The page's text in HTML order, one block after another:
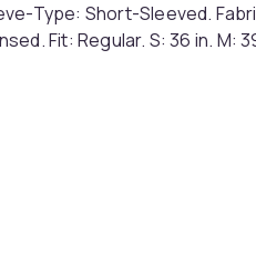
Type: Short-Sleeved.
Fit: Regular. S: 36 in. M: